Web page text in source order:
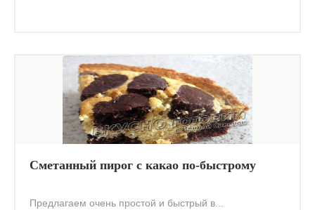
Cметанный пирог с какао по-быстрому
Предлагаем очень простой и быстрый в...